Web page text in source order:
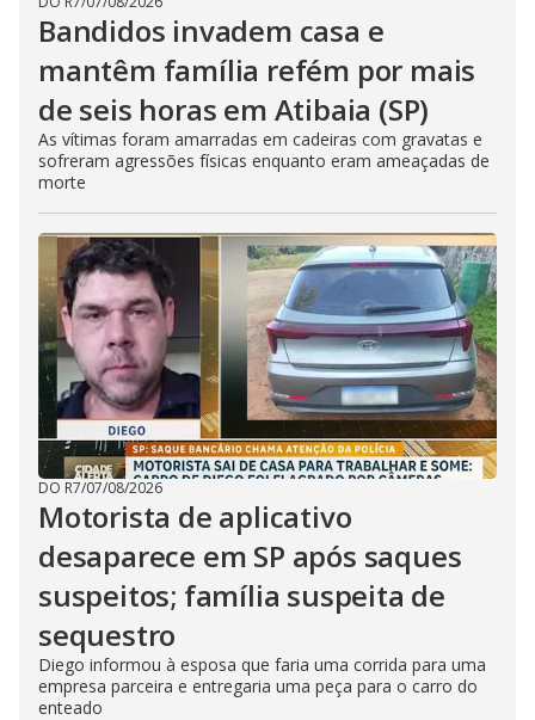
Bandidos invadem casa e
mantêm família refém por mais
de seis horas em Atibaia (SP)
As vítimas foram amarradas em cadeiras com gravatas e
sofreram agressões físicas enquanto eram ameaçadas de
morte
DO R7/07/08/2026
Motorista de aplicativo
desaparece em SP após saques
suspeitos; família suspeita de
sequestro
Diego informou à esposa que faria uma corrida para uma
empresa parceira e entregaria uma peça para o carro do
enteado